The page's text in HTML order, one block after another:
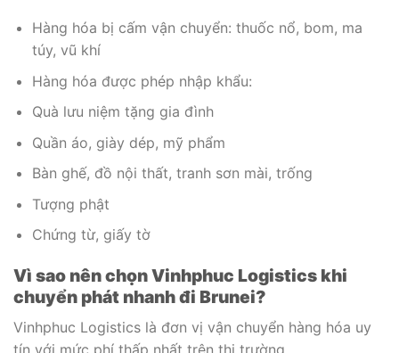
Hàng hóa bị cấm vận chuyển: thuốc nổ, bom, ma
túy, vũ khí
Hàng hóa được phép nhập khẩu:
Quà lưu niệm tặng gia đình
Quần áo, giày dép, mỹ phẩm
Bàn ghế, đồ nội thất, tranh sơn mài, trống
Tượng phật
Chứng từ, giấy tờ
Vì sao nên chọn Vinhphuc Logistics khi
chuyển phát nhanh đi Brunei?
Vinhphuc Logistics là đơn vị vận chuyển hàng hóa uy
tín với mức phí thấp nhất trên thị trường.